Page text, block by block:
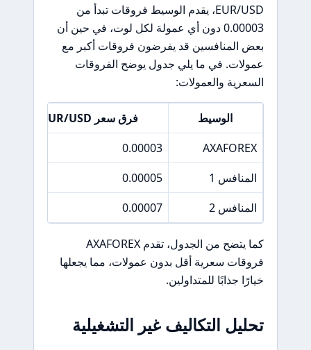
EUR/USD، يقدم الوسيط فروقات تبدأ من
0.00003 دون أي عمولة لكل لوت، في حين أن
بعض المنافسين قد يفرضون فروقات أكبر مع
عمولات. في ما يلي جدول يوضح الفروقات
السعرية والعمولات:
الوسيط
فرق سعر EUR/USD
AXAFOREX
0.00003
المنافس 1
0.00005
المنافس 2
0.00007
كما يتضح من الجدول، تقدم AXAFOREX
فروقات سعرية أقل بدون عمولات، مما يجعلها
خيارًا جذابًا للمتداولين.
تحليل التكاليف غير التشغيلية